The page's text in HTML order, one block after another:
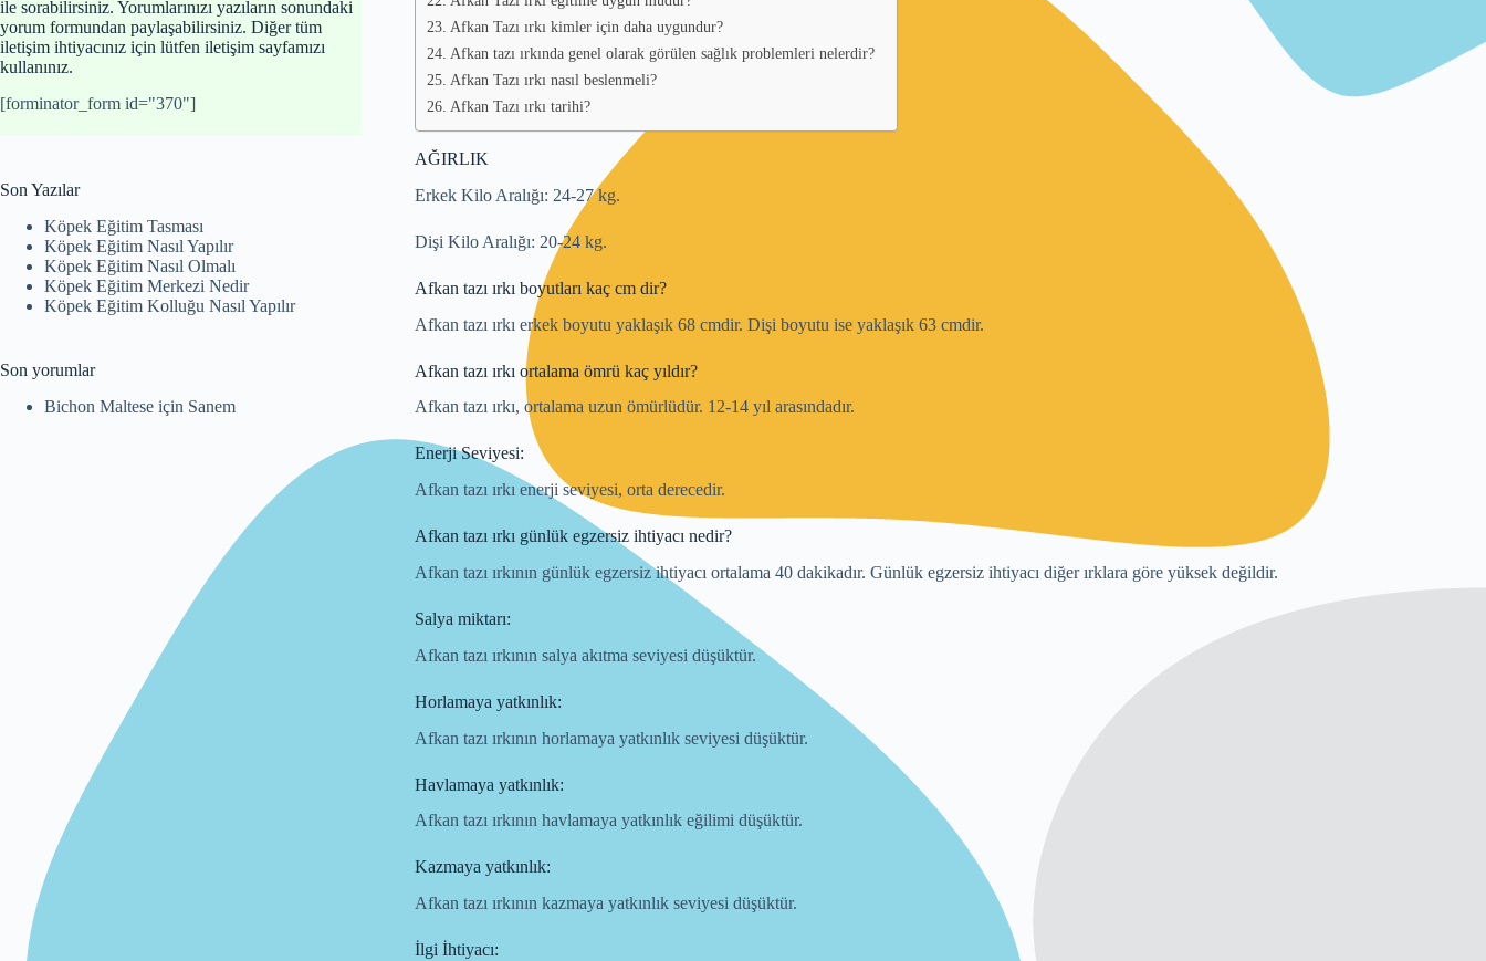
Afkan Tazı ırkı kimler için daha uygundur?
Afkan tazı ırkında genel olarak görülen sağlık problemleri nelerdir?
Afkan Tazı ırkı nasıl beslenmeli?
Afkan Tazı ırkı tarihi?
AĞIRLIK
Erkek Kilo Aralığı: 24-27 kg.
Dişi Kilo Aralığı: 20-24 kg.
Afkan tazı ırkı boyutları kaç cm dir?
Afkan tazı ırkı erkek boyutu yaklaşık 68 cmdir. Dişi boyutu ise yaklaşık 63 cmdir.
Afkan tazı ırkı ortalama ömrü kaç yıldır?
Afkan tazı ırkı, ortalama uzun ömürlüdür. 12-14 yıl arasındadır.
Enerji Seviyesi:
Afkan tazı ırkı enerji seviyesi, orta derecedir.
Afkan tazı ırkı günlük egzersiz ihtiyacı nedir?
Afkan tazı ırkının günlük egzersiz ihtiyacı ortalama 40 dakikadır. Günlük egzersiz ihtiyacı diğer ırklara göre yüksek değildir.
Salya miktarı:
Afkan tazı ırkının salya akıtma seviyesi düşüktür.
Horlamaya yatkınlık:
Afkan tazı ırkının horlamaya yatkınlık seviyesi düşüktür.
Havlamaya yatkınlık:
Afkan tazı ırkının havlamaya yatkınlık eğilimi düşüktür.
Kazmaya yatkınlık:
Afkan tazı ırkının kazmaya yatkınlık seviyesi düşüktür.
İlgi İhtiyacı:
ile sorabilirsiniz. Yorumlarınızı yazıların sonundaki
yorum formundan paylaşabilirsiniz. Diğer tüm
iletişim ihtiyacınız için lütfen iletişim sayfamızı
kullanınız.
[forminator_form id="370"]
Son Yazılar
Köpek Eğitim Tasması
Köpek Eğitim Nasıl Yapılır
Köpek Eğitim Nasıl Olmalı
Köpek Eğitim Merkezi Nedir
Köpek Eğitim Kolluğu Nasıl Yapılır
Son yorumlar
Bichon Maltese için Sanem